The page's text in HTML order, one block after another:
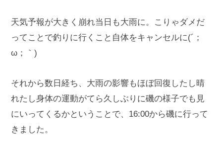
天気予報が大きく崩れ当日も大雨に。こりゃダメだ
ってことで釣りに行くこと自体をキャンセルに(´；
ω；｀)
それから数日経ち、大雨の影響もほぼ回復したし晴
れたし身体の運動がてら久しぶりに磯の様子でも見
にいってくるかということで、16:00から磯に行って
きました。